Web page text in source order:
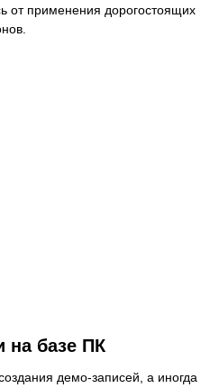
от применения дорогостоящих
на базе ПК
демо-записей, а иногда